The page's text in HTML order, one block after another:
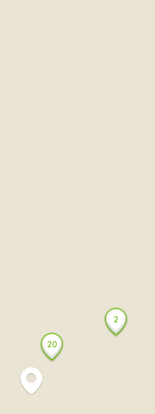
2
20